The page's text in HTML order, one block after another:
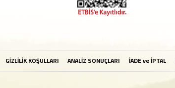
GİZLİLİK KOŞULLARI ANALİZ SONUÇLARI İADE ve İPTAL